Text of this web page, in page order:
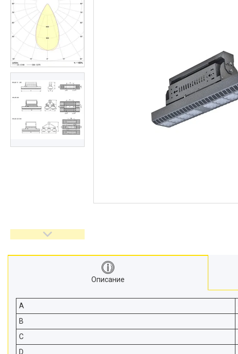
NLCO
INNOLUX
Отзывы
Описание
A
B
C
D